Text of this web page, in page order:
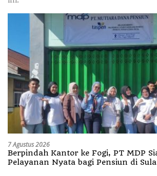
7 Agustus 2026
Berpindah Kantor ke Fogi, PT MDP Siap Wujudkan
Pelayanan Nyata bagi Pensiun di Sula